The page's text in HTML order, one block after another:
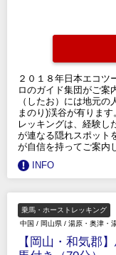
２０１８年日本エコツ
ロのガイド集団がご
（したお）には地元
まのり)渓谷が有りま
レッキングは、経験し
が連なる隠れスポット
が自信を持ってご案内
INFO
乗馬・ホーストレッキング
中国 / 岡山県 / 湯原・奥津・
【岡山・和気郡